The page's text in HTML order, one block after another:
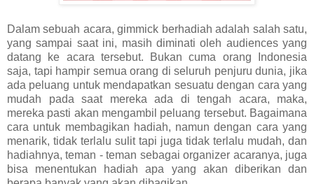
Dalam sebuah acara, gimmick berhadiah adalah salah satu,
yang sampai saat ini, masih diminati oleh audiences yang
datang ke acara tersebut. Bukan cuma orang Indonesia
saja, tapi hampir semua orang di seluruh penjuru dunia, jika
ada peluang untuk mendapatkan sesuatu dengan cara yang
mudah pada saat mereka ada di tengah acara, maka,
mereka pasti akan mengambil peluang tersebut. Bagaimana
cara untuk membagikan hadiah, namun dengan cara yang
menarik, tidak terlalu sulit tapi juga tidak terlalu mudah, dan
hadiahnya, teman - teman sebagai organizer acaranya, juga
bisa menentukan hadiah apa yang akan diberikan dan